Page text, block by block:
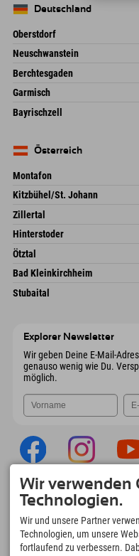
Deutschland
Oberstdorf
An der Breitach 3
Deutschland
Neuschwanstein
An der Riese 45
87484 Nesselwang im Allgäu
Deutschland
Berchtesgaden
Hofreitstr. 7
Deutschland
Garmisch
Frickenstraße 22
82490 Farchant
Bayrischzell
Deutschland
Österreich
Montafon
Dorfstr. 127b
6793 Gaschurn/Montafon
Österreich
Kitzbühel/St. Johann
Speckbacherstraße 87
6380 St. Johann in Tirol
Österreich
Zillertal
Schmiedau 2
Österreich
Hinterstoder
Freizeitpark 10
4573 Hinterstoder
Österreich
Ötztal
Gscheat 14
Österreich
Bad Kleinkirchheim
Dorfstraße 24
9546 Bad Kleinkirchheim
Stubaital
Explorer Newsletter
Wir geben Deine E-Mail-
genauso wenig wie Du.
möglich.
Explorer App
Upload Deiner
Explorer To Go mit
Bucketlist,
downloaden!
Wir verwenden
Technologien.
Wir und unsere Partner
Technologien, um unsere
fortlaufend zu verbessern.